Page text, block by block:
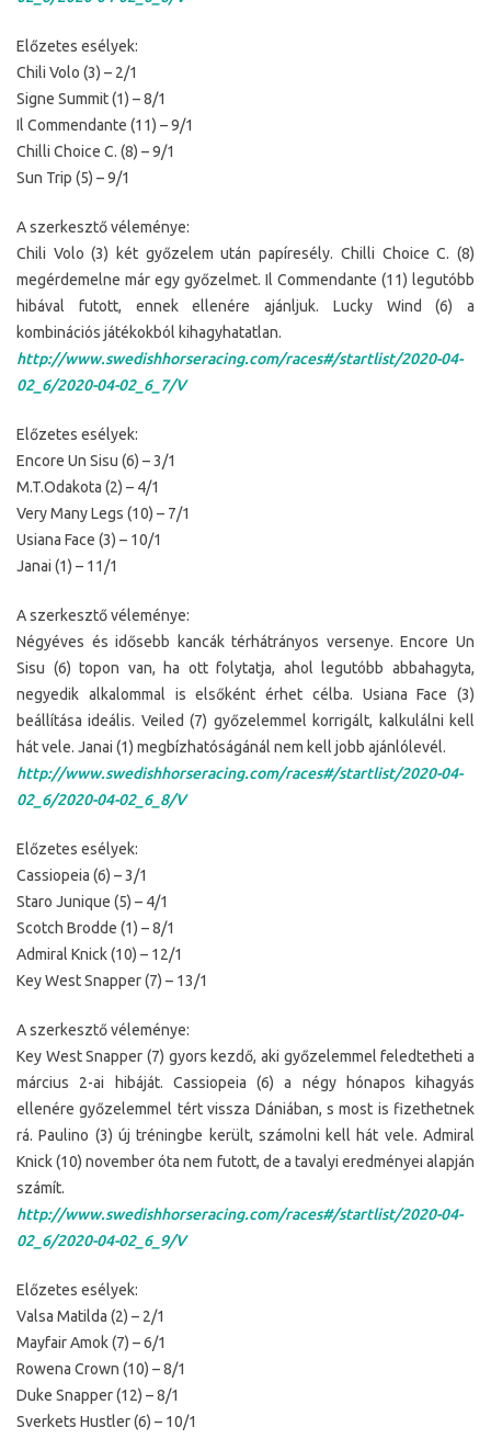
Előzetes esélyek:
Chili Volo (3) – 2/1
Signe Summit (1) – 8/1
Il Commendante (11) – 9/1
Chilli Choice C. (8) – 9/1
Sun Trip (5) – 9/1
A szerkesztő véleménye:
Chili Volo (3) két győzelem után papíresély. Chilli Choice C. (8)
megérdemelne már egy győzelmet. Il Commendante (11) legutóbb
hibával futott, ennek ellenére ajánljuk. Lucky Wind (6) a
kombinációs játékokból kihagyhatatlan.
http://www.swedishhorseracing.com/races#/startlist/2020-04-
02_6/2020-04-02_6_7/V
Előzetes esélyek:
Encore Un Sisu (6) – 3/1
M.T.Odakota (2) – 4/1
Very Many Legs (10) – 7/1
Usiana Face (3) – 10/1
Janai (1) – 11/1
A szerkesztő véleménye:
Négyéves és idősebb kancák térhátrányos versenye. Encore Un
Sisu (6) topon van, ha ott folytatja, ahol legutóbb abbahagyta,
negyedik alkalommal is elsőként érhet célba. Usiana Face (3)
beállítása ideális. Veiled (7) győzelemmel korrigált, kalkulálni kell
hát vele. Janai (1) megbízhatóságánál nem kell jobb ajánlólevél.
http://www.swedishhorseracing.com/races#/startlist/2020-04-
02_6/2020-04-02_6_8/V
Előzetes esélyek:
Cassiopeia (6) – 3/1
Staro Junique (5) – 4/1
Scotch Brodde (1) – 8/1
Admiral Knick (10) – 12/1
Key West Snapper (7) – 13/1
A szerkesztő véleménye:
Key West Snapper (7) gyors kezdő, aki győzelemmel feledtetheti a
március 2-ai hibáját. Cassiopeia (6) a négy hónapos kihagyás
ellenére győzelemmel tért vissza Dániában, s most is fizethetnek
rá. Paulino (3) új tréningbe került, számolni kell hát vele. Admiral
Knick (10) november óta nem futott, de a tavalyi eredményei alapján
számít.
http://www.swedishhorseracing.com/races#/startlist/2020-04-
02_6/2020-04-02_6_9/V
Előzetes esélyek:
Valsa Matilda (2) – 2/1
Mayfair Amok (7) – 6/1
Rowena Crown (10) – 8/1
Duke Snapper (12) – 8/1
Sverkets Hustler (6) – 10/1